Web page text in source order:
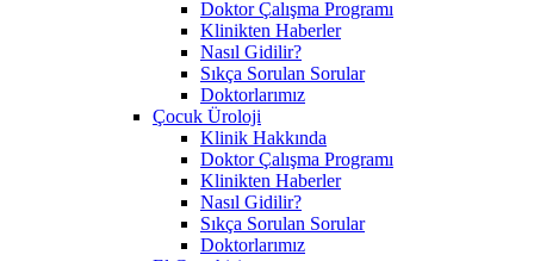
Doktor Çalışma Programı
Klinikten Haberler
Nasıl Gidilir?
Sıkça Sorulan Sorular
Doktorlarımız
Çocuk Üroloji
Klinik Hakkında
Doktor Çalışma Programı
Klinikten Haberler
Nasıl Gidilir?
Sıkça Sorulan Sorular
Doktorlarımız